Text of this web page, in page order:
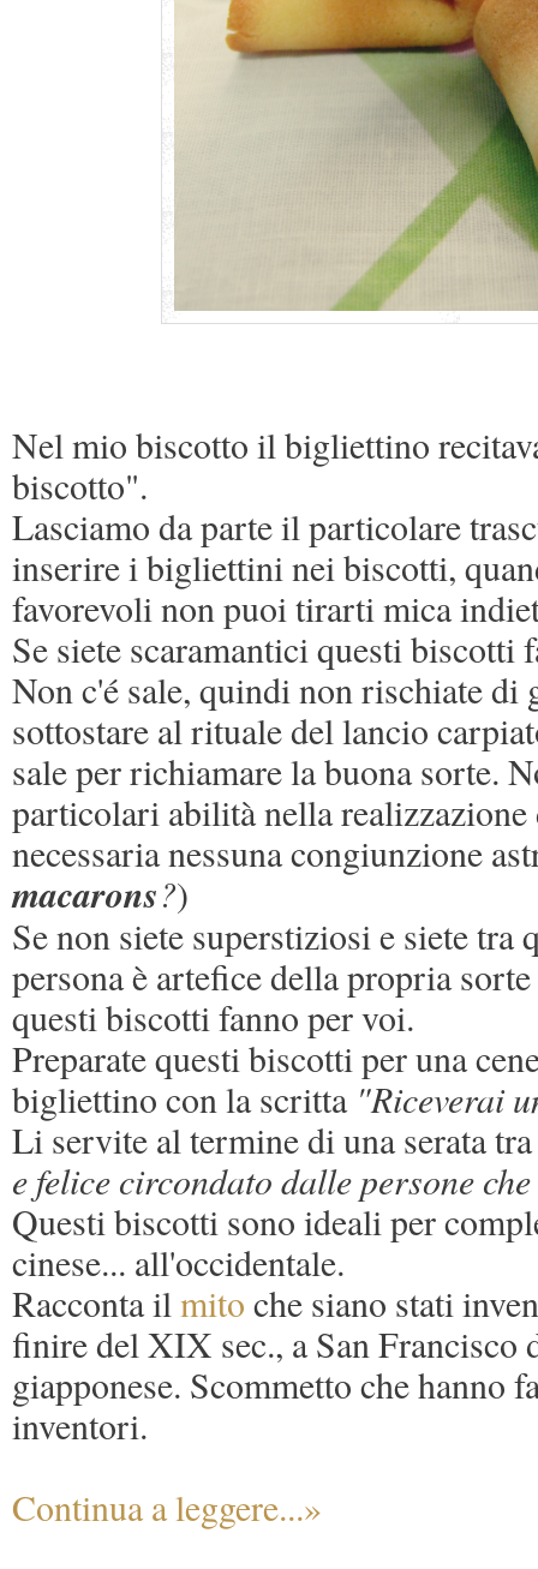
Nel mio biscotto il bigliettino
biscotto".
Lasciamo da parte il particolare
inserire i bigliettini nei biscotti,
favorevoli non puoi tirarti mica
Se siete scaramantici questi biscotti
Non c'é sale, quindi non rischiate di
sottostare al rituale del lancio
sale per richiamare la buona sorte.
particolari abilità nella
necessaria nessuna congiunzione
macarons?)
Se non siete superstiziosi e siete tra
persona è artefice della propria
questi biscotti fanno per voi.
Preparate questi biscotti per una
bigliettino con la scritta "Riceverai
Li servite al termine di una serata
e felice circondato dalle persone
Questi biscotti sono ideali per
cinese... all'occidentale.
Racconta ilmito che siano stati
finire del XIX sec., a San Francisco
giapponese. Scommetto che hanno
inventori.
Continua a leggere...»